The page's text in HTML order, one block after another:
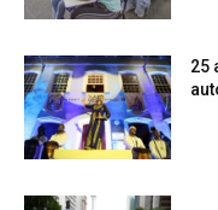
25